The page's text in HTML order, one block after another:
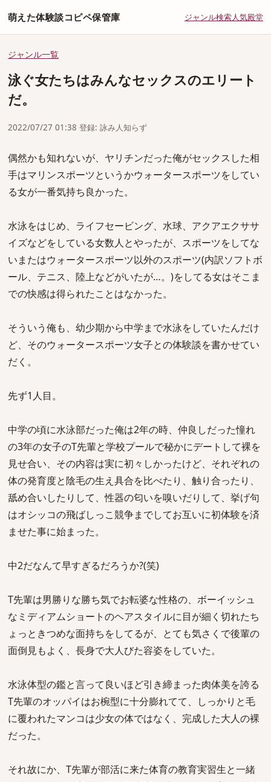
萌えた体験談コピペ保管庫 ジャンル検索人気殿堂
ジャンル一覧
泳ぐ女たちはみんなセックスのエリート
だ。
2022/07/27 01:38 登録: 詠み人知らず
偶然かも知れないが、ヤリチンだった俺がセックスした相
手はマリンスポーツというかウォータースポーツをしてい
る女が一番気持ち良かった。
水泳をはじめ、ライフセービング、水球、アクアエクササ
イズなどをしている女数人とやったが、スポーツをしてな
いまたはウォータースポーツ以外のスポーツ(内訳ソフトボ
ール、テニス、陸上などがいたが…。)をしてる女はそこま
での快感は得られたことはなかった。
そういう俺も、幼少期から中学まで水泳をしていたんだけ
ど、そのウォータースポーツ女子との体験談を書かせてい
だく。
先ず1人目。
中学の頃に水泳部だった俺は2年の時、仲良しだった憧れ
の3年の女子のT先輩と学校プールで秘かにデートして裸を
見せ合い、その内容は実に初々しかったけど、それぞれの
体の発育度と陰毛の生え具合を比べたり、触り合ったり、
舐め合いしたりして、性器の匂いを嗅いだりして、挙げ句
はオシッコの飛ばしっこ競争までしてお互いに初体験を済
ませた事に始まった。
中2だなんて早すぎるだろうか?(笑)
T先輩は男勝りな勝ち気でお転婆な性格の、ボーイッシュ
なミディアムショートのヘアスタイルに目が細く切れたち
ょっときつめな面持ちをしてるが、とても気さくで後輩の
面倒見もよく、長身で大人びた容姿をしていた。
水泳体型の鑑と言って良いほど引き締まった肉体美を誇る
T先輩のオッパイはお椀型に十分膨れてて、しっかりと毛
に覆われたマンコは少女の体ではなく、完成した大人の裸
だった。
それ故にか、T先輩が部活に来た体育の教育実習生と一緒